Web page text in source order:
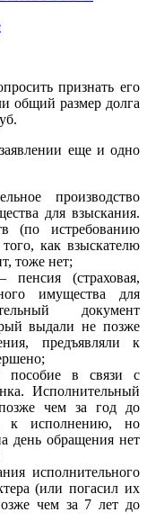
признать его
общий размер долга
еще и одно
производство
для взыскания.
(по истребованию
как взыскателю
тоже нет;
(страховая,
имущества для
документ
выдали не позже
предъявляли к
пособие в связи с
Исполнительный
чем за год до
к исполнению, но
день обращения нет
исполнительного
(или погасил их
чем за 7 лет до